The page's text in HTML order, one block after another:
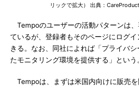
リックで拡大） 出典：CareProduct
Tempoのユーザーの活動パターンは
ているが、登録者もそのページにログ
きる。なお、同社によれば「プライバ
たモニタリング環境を提供する」という
Tempoは、まずは米国内向けに販売